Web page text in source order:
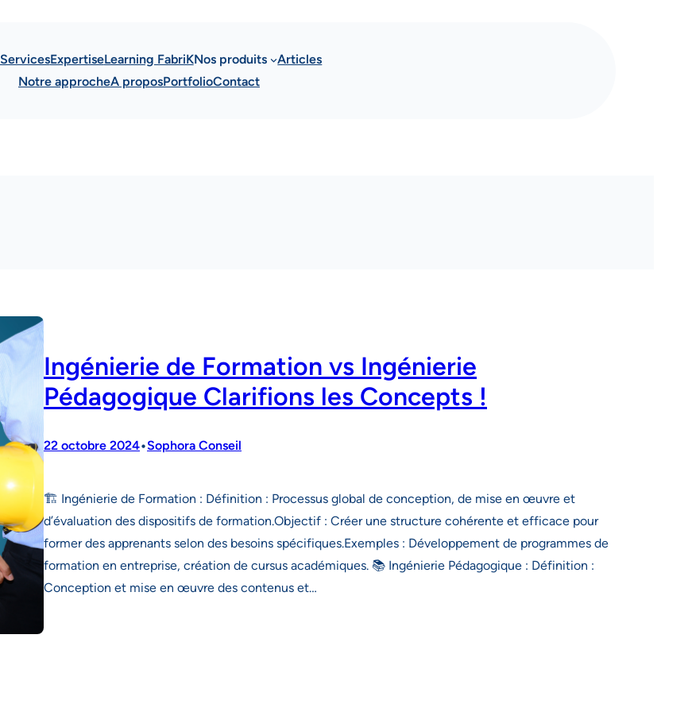
ServicesExpertiseLearning FabriKNos produits
Articles
Notre approcheA proposPortfolioContact
Ingénierie de Formation vs Ingénierie
Pédagogique Clarifions les Concepts !
22 octobre 2024•Sophora Conseil
🏗️ Ingénierie de Formation : Définition : Processus global de conception, de mise en œuvre et
d’évaluation des dispositifs de formation.Objectif : Créer une structure cohérente et efficace pour
former des apprenants selon des besoins spécifiques.Exemples : Développement de programmes de
formation en entreprise, création de cursus académiques. 📚 Ingénierie Pédagogique : Définition :
Conception et mise en œuvre des contenus et…